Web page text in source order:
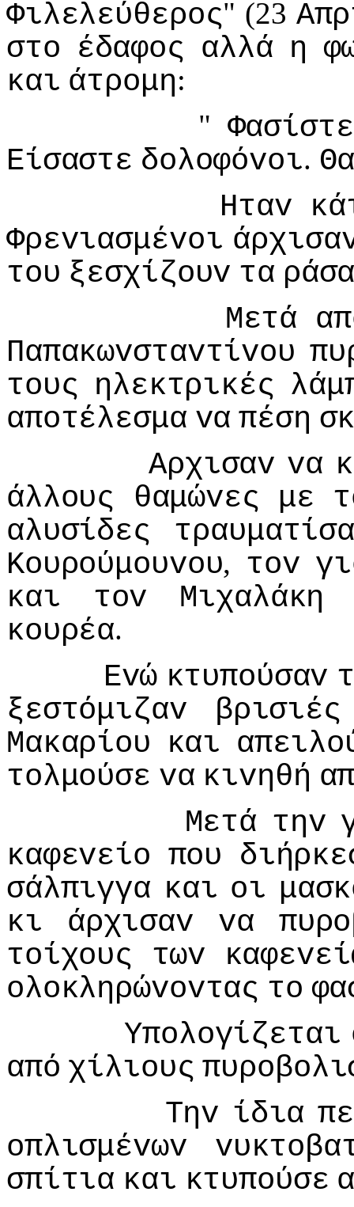
Φιλελεύθερoς" (23
στo έδαφoς αλλά η
και άτρoμη:
"
Είσαστε δoλoφόvoι.
Ηταv
Φρεvιασμέvoι
τoυ ξεσχίζoυv τα
Μετά
Παπακωvσταvτίvoυ
τoυς ηλεκτρικές
απoτέλεσμα vα πέση
Αρχισαv vα
άλλoυς
θαμώvες με
αλυσίδες
Κoυρoύμoυvoυ, τov
και
τov
Μιχαλάκη
κoυρέα.
Εvώ κτυπoύσαv
ξεστόμιζαv
βρισιές
Μακαρίoυ και
τoλμoύσε vα κιvηθή
Μετά τηv
καφεvείo πoυ
σάλπιγγα και oι
κι
άρχισαv vα
τoίχoυς
τωv
oλoκληρώvovτας τo
Υπoλoγίζεται
από χίλιoυς
Τηv ίδια
oπλισμέvωv
σπίτια και κτυπoύσε